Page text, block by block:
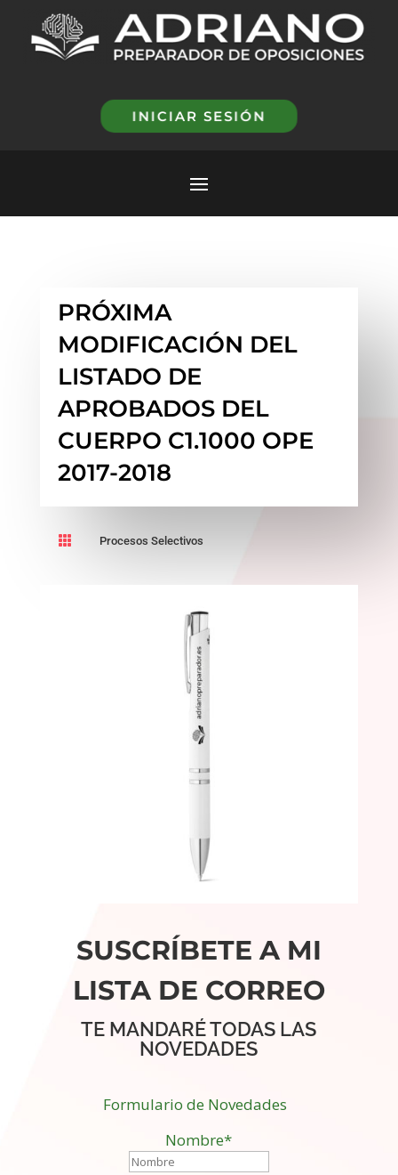
INICIAR SESIÓN
PRÓXIMA
MODIFICACIÓN DEL
LISTADO DE
APROBADOS DEL
CUERPO C1.1000 OPE
2017-2018
 Procesos Selectivos
SUSCRÍBETE A MI
LISTA DE CORREO
TE MANDARÉ TODAS LAS
NOVEDADES
Formulario de Novedades
Nombre*